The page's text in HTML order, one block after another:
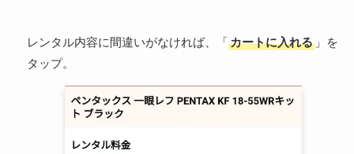
レンタル内容に間違いがなければ、「 カートに入れる」を
タップ。